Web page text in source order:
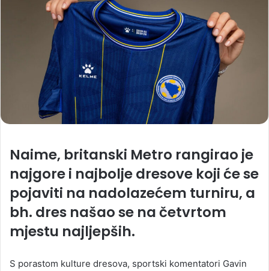
Naime, britanski Metro rangirao je
najgore i najbolje dresove koji će se
pojaviti na nadolazećem turniru, a
bh. dres našao se na četvrtom
mjestu najljepših.
S porastom kulture dresova, sportski komentatori Gavin